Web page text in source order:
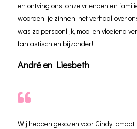
en ontving ons, onze vrienden en
woorden, je zinnen, het verhaal over
was zo persoonlijk, mooi en vloeiend
fantastisch en bijzonder!
André en Liesbeth
Wij hebben gekozen voor Cindy, omdat